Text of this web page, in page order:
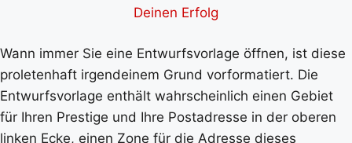
Deinen Erfolg
Wann immer Sie eine Entwurfsvorlage öffnen, ist diese
proletenhaft irgendeinem Grund vorformatiert. Die
Entwurfsvorlage enthält wahrscheinlich einen Gebiet
für Ihren Prestige und Ihre Postadresse in der oberen
linken Ecke, einen Zone für die Adresse dieses